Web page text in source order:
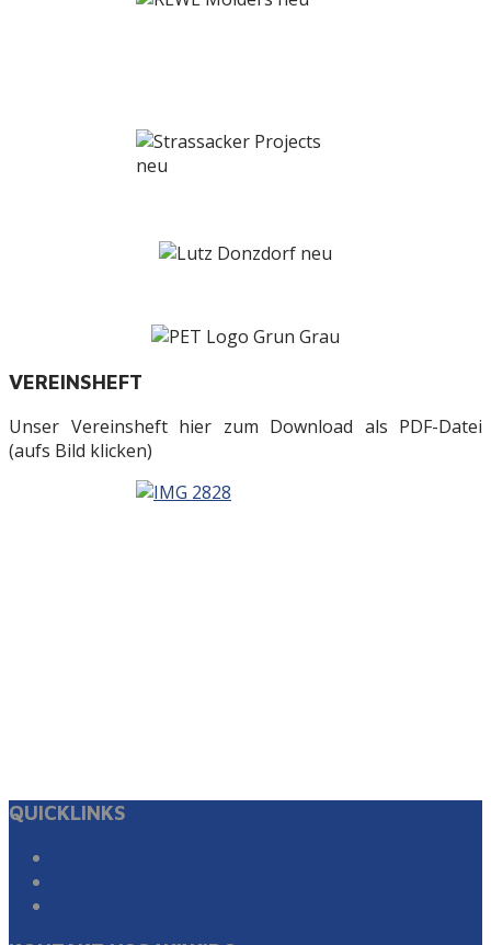
VEREINSHEFT
Unser Vereinsheft hier zum Download als PDF-Datei
(aufs Bild klicken)
QUICKLINKS